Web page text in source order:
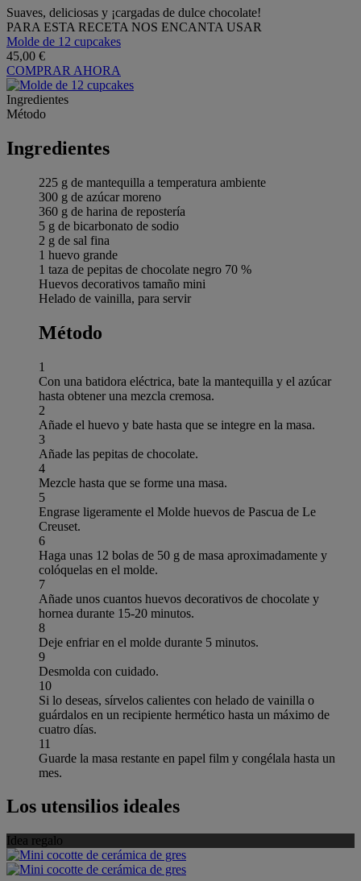
Suaves, deliciosas y ¡cargadas de dulce chocolate!
PARA ESTA RECETA NOS ENCANTA USAR
Molde de 12 cupcakes
45,00 €
COMPRAR AHORA
Ingredientes
Método
Ingredientes
225 g de mantequilla a temperatura ambiente
300 g de azúcar moreno
360 g de harina de repostería
5 g de bicarbonato de sodio
2 g de sal fina
1 huevo grande
1 taza de pepitas de chocolate negro 70 %
Huevos decorativos tamaño mini
Helado de vainilla, para servir
Método
1
Con una batidora eléctrica, bate la mantequilla y el azúcar
hasta obtener una mezcla cremosa.
2
Añade el huevo y bate hasta que se integre en la masa.
3
Añade las pepitas de chocolate.
4
Mezcle hasta que se forme una masa.
5
Engrase ligeramente el Molde huevos de Pascua de Le
Creuset.
6
Haga unas 12 bolas de 50 g de masa aproximadamente y
colóquelas en el molde.
7
Añade unos cuantos huevos decorativos de chocolate y
hornea durante 15-20 minutos.
8
Deje enfriar en el molde durante 5 minutos.
9
Desmolda con cuidado.
10
Si lo deseas, sírvelos calientes con helado de vainilla o
guárdalos en un recipiente hermético hasta un máximo de
cuatro días.
11
Guarde la masa restante en papel film y congélala hasta un
mes.
Los utensilios ideales
Idea regalo